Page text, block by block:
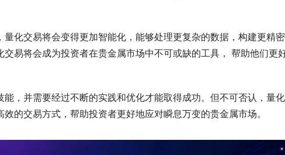
化交易将会变得更加智能化，能够处理更复杂的数据，构建更精
易将会成为投资者在贵金属市场中不可或缺的工具， 帮助他们更
，并需要经过不断的实践和优化才能取得成功。但不可否认，量
的交易方式，帮助投资者更好地应对瞬息万变的贵金属市场。